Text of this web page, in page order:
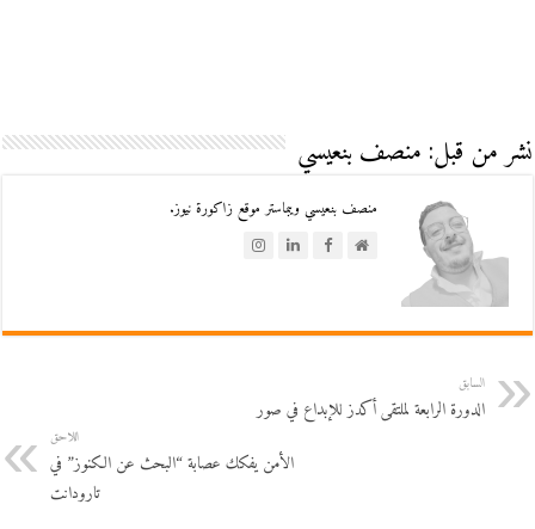
نشر من قبل: منصف بنعيسي
منصف بنعيسي ويبماستر موقع زاكورة نيوز.
السابق
الدورة الرابعة لملتقى أكدز للإبداع في صور
اللاحق
الأمن يفكك عصابة “البحث عن الكنوز” في
تارودانت